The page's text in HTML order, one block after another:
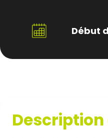
Début
Description